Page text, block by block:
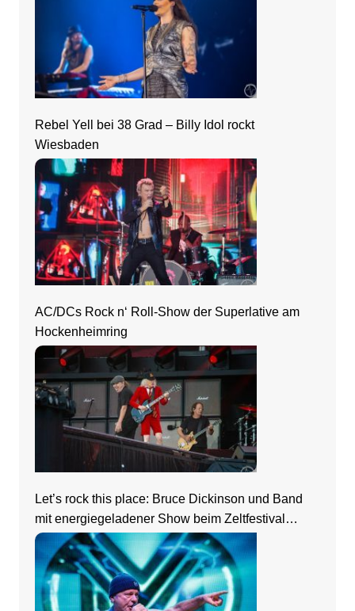
Rebel Yell bei 38 Grad – Billy Idol rockt
Wiesbaden
AC/DCs Rock n‘ Roll-Show der Superlative am
Hockenheimring
Let’s rock this place: Bruce Dickinson und Band
mit energiegeladener Show beim Zeltfestival
Rhein-Neckar